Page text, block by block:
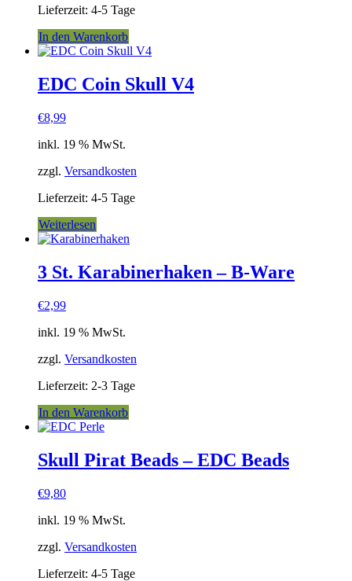
Lieferzeit: 4-5 Tage
In den Warenkorb
EDC Coin Skull V4
€8,99
inkl. 19 % MwSt.
zzgl. Versandkosten
Lieferzeit: 4-5 Tage
Weiterlesen
3 St. Karabinerhaken – B-Ware
€2,99
inkl. 19 % MwSt.
zzgl. Versandkosten
Lieferzeit: 2-3 Tage
In den Warenkorb
Skull Pirat Beads – EDC Beads
€9,80
inkl. 19 % MwSt.
zzgl. Versandkosten
Lieferzeit: 4-5 Tage